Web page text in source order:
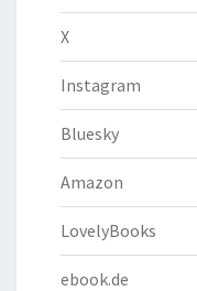
X
Instagram
Bluesky
Amazon
LovelyBooks
ebook.de